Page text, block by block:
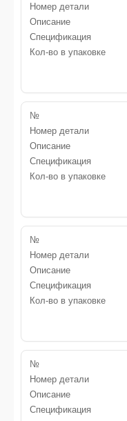
Номер детали
Описание
Спецификация
Кол-во в упаковке
№
Номер детали
Описание
Спецификация
Кол-во в упаковке
№
Номер детали
Описание
Спецификация
Кол-во в упаковке
№
Номер детали
Описание
Спецификация